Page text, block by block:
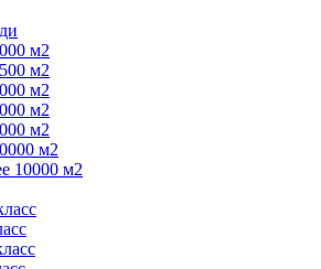
м2
м2
м2
м2
м2
м2
10000 м2